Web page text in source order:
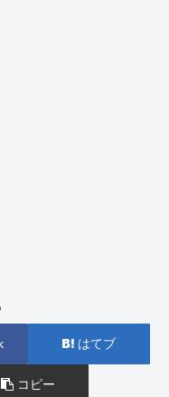
はてブ
コピー